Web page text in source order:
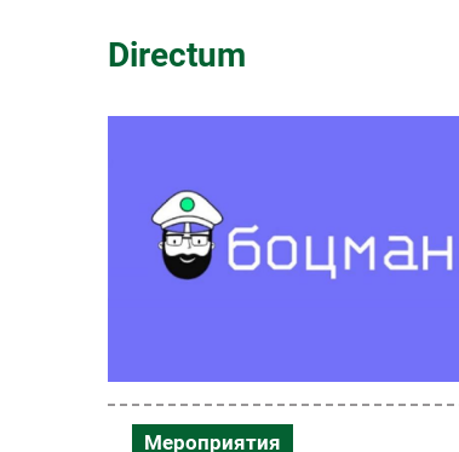
Импорто­замещение
Промышленности
Мобильная связь
Фиксированная связь
Интеграция
Directum
Мероприятия